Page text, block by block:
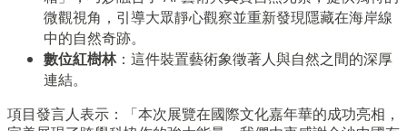
微觀視角，引導大眾靜心觀察並重新發現隱藏在海岸線
中的自然奇跡。
數位紅樹林：這件裝置藝術象徵著人與自然之間的深厚
連結。
項目發言人表示：「本次展覽在國際文化嘉年華的成功亮相，